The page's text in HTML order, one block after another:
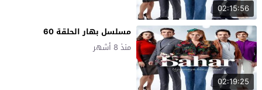
02:15:56
02:19:25
مسلسل بهار الحلقة 60
منذ 8 أشهر